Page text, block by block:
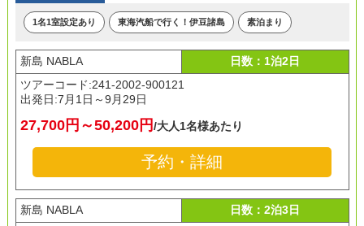
1名1室設定あり 東海汽船で行く！伊豆諸島 素泊まり
新島 NABLA
日数：1泊2日
ツアーコード:241-2002-900121
出発日:7月1日～9月29日
27,700円～50,200円/大人1名様あたり
予約・詳細
新島 NABLA
日数：2泊3日